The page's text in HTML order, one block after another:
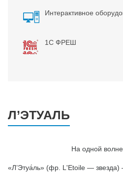
Интерактивное
1С ФРЕШ
Л’ЭТУАЛЬ
На одной
«Л’Этуа́ль» (фр. L'Etoile — звезда)